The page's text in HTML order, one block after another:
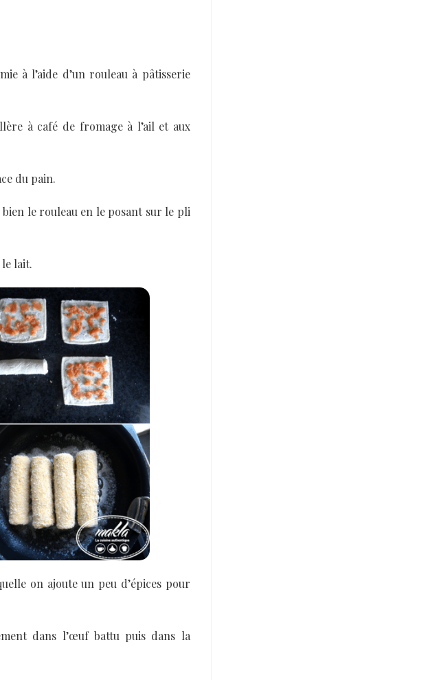
à l’aide d’un rouleau à pâtisserie
à café de fromage à l’ail et aux
du pain.
le rouleau en le posant sur le pli
lait.
on ajoute un peu d’épices pour
dans l’œuf battu puis dans la